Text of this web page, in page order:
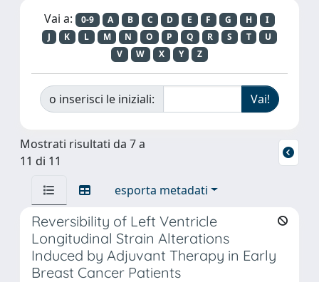
Vai a: 0-9 A B C D E F G H
I
J
K L M N O P Q R S T
U
V
W X Y Z
o inserisci le iniziali:
Mostrati risultati da 7 a
11 di 11
esporta metadati
Reversibility of Left Ventricle
Longitudinal Strain Alterations
Induced by Adjuvant Therapy in Early
Breast Cancer Patients